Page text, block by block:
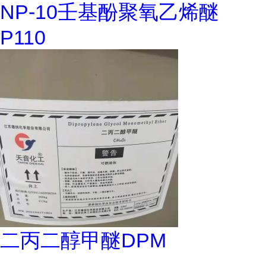
NP-10壬基酚聚氧乙烯醚
P110
二丙二醇甲醚DPM